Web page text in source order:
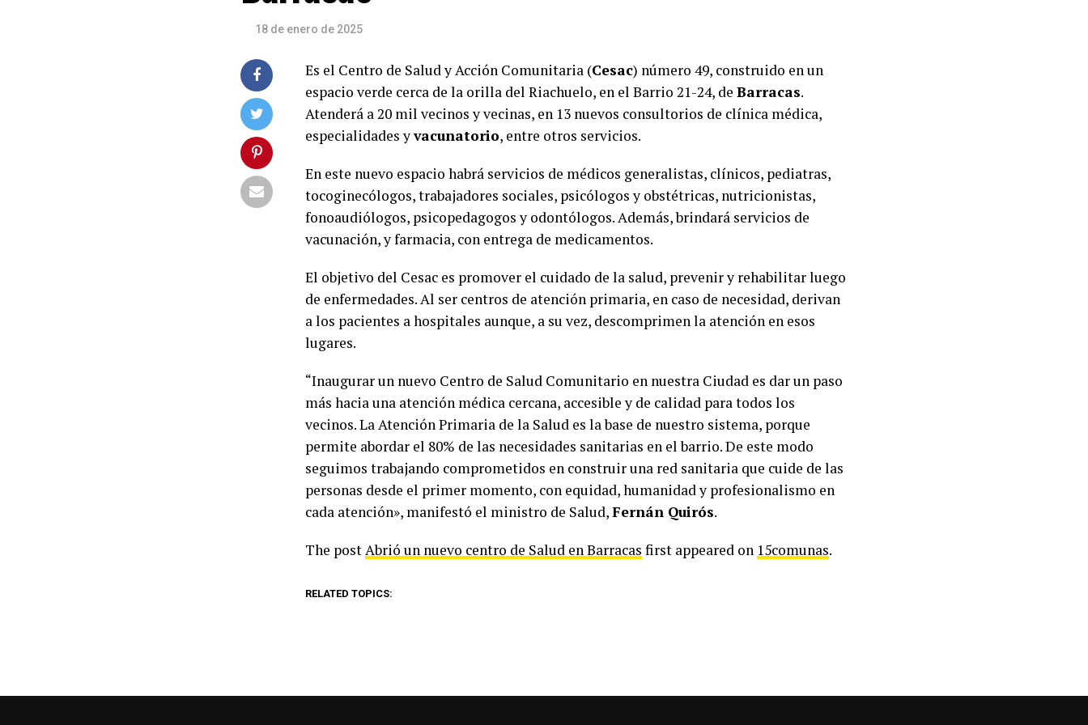
18 de enero de 2025
Es el Centro de Salud y Acción Comunitaria (Cesac) número 49, construido en un
espacio verde cerca de la orilla del Riachuelo, en el Barrio 21-24, de Barracas.
Atenderá a 20 mil vecinos y vecinas, en 13 nuevos consultorios de clínica médica,
especialidades yvacunatorio, entre otros servicios.
En este nuevo espacio habrá servicios de médicos generalistas, clínicos, pediatras,
tocoginecólogos, trabajadores sociales, psicólogos y obstétricas, nutricionistas,
fonoaudiólogos, psicopedagogos y odontólogos. Además, brindará servicios de
vacunación, y farmacia, con entrega de medicamentos.
El objetivo del Cesac es promover el cuidado de la salud, prevenir y rehabilitar luego
de enfermedades. Al ser centros de atención primaria, en caso de necesidad, derivan
a los pacientes a hospitales aunque, a su vez, descomprimen la atención en esos
lugares.
“Inaugurar un nuevo Centro de Salud Comunitario en nuestra Ciudad es dar un paso
más hacia una atención médica cercana, accesible y de calidad para todos los
vecinos. La Atención Primaria de la Salud es la base de nuestro sistema, porque
permite abordar el 80% de las necesidades sanitarias en el barrio. De este modo
seguimos trabajando comprometidos en construir una red sanitaria que cuide de las
personas desde el primer momento, con equidad, humanidad y profesionalismo en
cada atención», manifestó el ministro de Salud,Fernán Quirós.
The postAbrió un nuevo centro de Salud en Barracas first appeared on 15comunas.
RELATED TOPICS: